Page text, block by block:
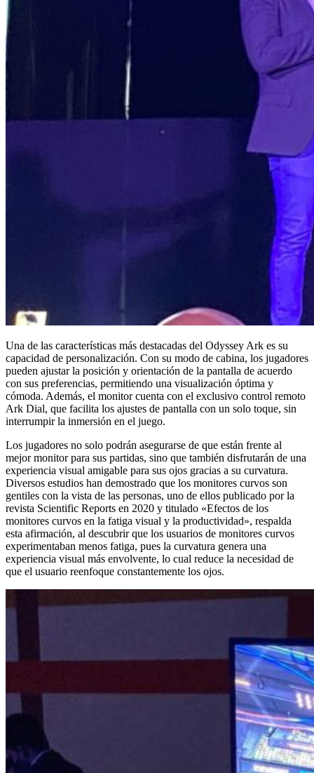
Una de las características más destacadas del Odyssey Ark es su
capacidad de personalización. Con su modo de cabina, los jugadores
pueden ajustar la posición y orientación de la pantalla de acuerdo
con sus preferencias, permitiendo una visualización óptima y
cómoda. Además, el monitor cuenta con el exclusivo control remoto
Ark Dial, que facilita los ajustes de pantalla con un solo toque, sin
interrumpir la inmersión en el juego.
Los jugadores no solo podrán asegurarse de que están frente al
mejor monitor para sus partidas, sino que también disfrutarán de una
experiencia visual amigable para sus ojos gracias a su curvatura.
Diversos estudios han demostrado que los monitores curvos son
gentiles con la vista de las personas, uno de ellos publicado por la
revista Scientific Reports en 2020 y titulado «Efectos de los
monitores curvos en la fatiga visual y la productividad», respalda
esta afirmación, al descubrir que los usuarios de monitores curvos
experimentaban menos fatiga, pues la curvatura genera una
experiencia visual más envolvente, lo cual reduce la necesidad de
que el usuario reenfoque constantemente los ojos.